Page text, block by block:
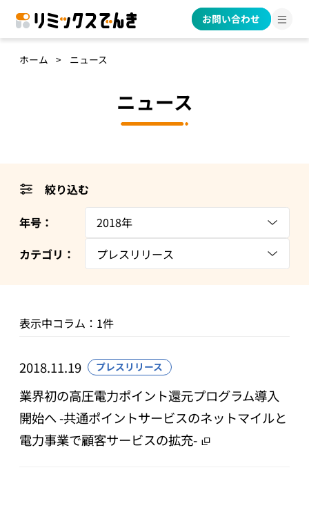
お問い合わせ
ホーム ニュース
ニュース
絞り込む
年号：
2018年
カテゴリ：
プレスリリース
表示中コラム：1件
2018.11.19 プレスリリース
業界初の高圧電力ポイント還元プログラム導入
開始へ -共通ポイントサービスのネットマイルと
電力事業で顧客サービスの拡充-